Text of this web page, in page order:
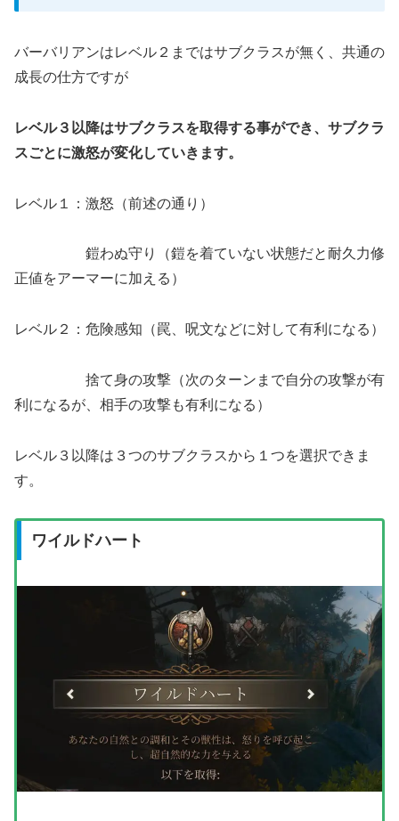
バーバリアンはレベル２まではサブクラスが無く、共通の
成長の仕方ですが
レベル３以降はサブクラスを取得する事ができ、サブクラ
スごとに激怒が変化していきます。
レベル１：激怒（前述の通り）
鎧わぬ守り（鎧を着ていない状態だと耐久力修
正値をアーマーに加える）
レベル２：危険感知（罠、呪文などに対して有利になる）
捨て身の攻撃（次のターンまで自分の攻撃が有
利になるが、相手の攻撃も有利になる）
レベル３以降は３つのサブクラスから１つを選択できま
す。
ワイルドハート